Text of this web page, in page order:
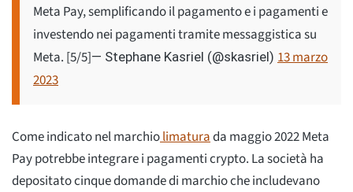
Meta Pay, semplificando il pagamento e i pagamenti e
investendo nei pagamenti tramite messaggistica su
Meta. [5/5]— Stephane Kasriel (@skasriel) 13 marzo
2023
Come indicato nel marchiolimaturada maggio 2022 Meta
Pay potrebbe integrare i pagamenti crypto. La società ha
depositato cinque domande di marchio che includevano